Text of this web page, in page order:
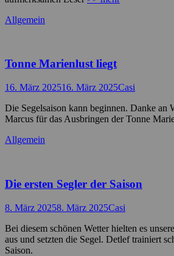
Kategorien
Allgemein
Tonne Marienlust liegt
Posted
16. März 202516. März 2025Autor
Casi
Die Segelsaison kann beginnen. Danke an
Marcus für das Ausbringen der Tonne
Kategorien
Allgemein
Die ersten Segler der Saison
Posted
8. März 20258. März 2025Autor
Casi
Bei diesem schönen Wetter hielten es
aus und setzten die Segel. Detlef trainiert
Saison.